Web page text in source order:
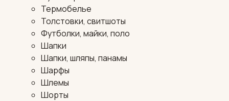
Термобелье
Толстовки, свитшоты
Футболки, майки, поло
Шапки
Шапки, шляпы, панамы
Шарфы
Шлемы
Шорты